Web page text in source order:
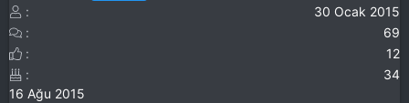
30 Ocak 2015
69
12
34
16 Ağu 2015